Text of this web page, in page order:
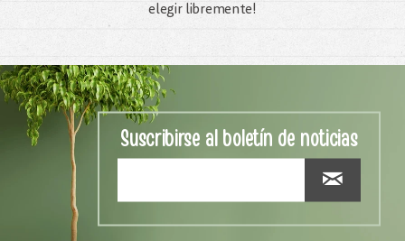
elegir libremente!
Suscribirse al boletín de noticias